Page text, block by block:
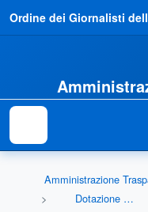
Ordine dei Giornalisti
Amministrazione
Dotazione organica